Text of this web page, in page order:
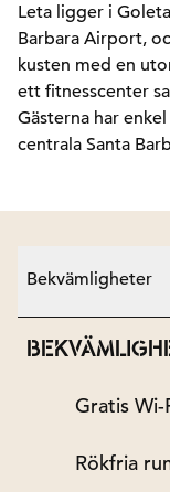
Leta ligger i
Barbara Airport,
kusten med en
ett fitnesscenter
Gästerna har
centrala Santa
Bekvämligheter
Gratis Wi-
Rökfria